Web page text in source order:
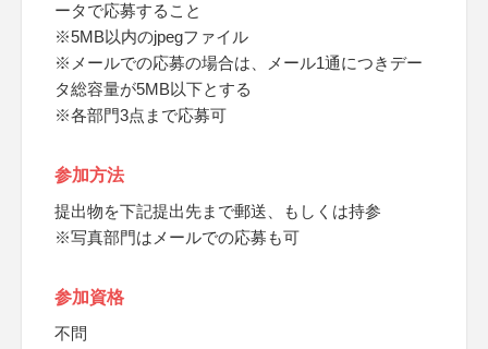
ータで応募すること
※5MB以内のjpegファイル
※メールでの応募の場合は、メール1通につきデー
タ総容量が5MB以下とする
※各部門3点まで応募可
参加方法
提出物を下記提出先まで郵送、もしくは持参
※写真部門はメールでの応募も可
参加資格
不問